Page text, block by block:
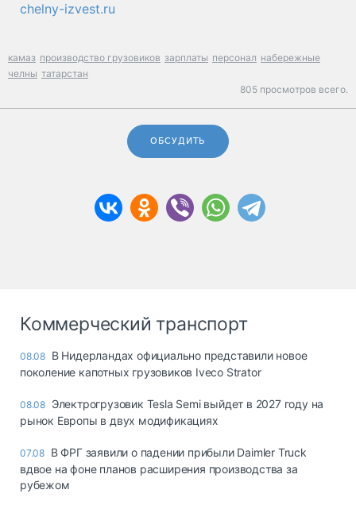
chelny-izvest.ru
камаз производство грузовиков зарплаты персонал набережные
челны татарстан
805 просмотров всего.
ОБСУДИТЬ
Коммерческий транспорт
08.08 В Нидерландах официально представили новое
поколение капотных грузовиков Iveco Strator
08.08 Электрогрузовик Tesla Semi выйдет в 2027 году на
рынок Европы в двух модификациях
07.08 В ФРГ заявили о падении прибыли Daimler Truck
вдвое на фоне планов расширения производства за
рубежом